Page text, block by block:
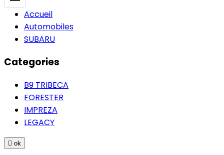
Accueil
Automobiles
SUBARU
Categories
B9 TRIBECA
FORESTER
IMPREZA
LEGACY
 ok